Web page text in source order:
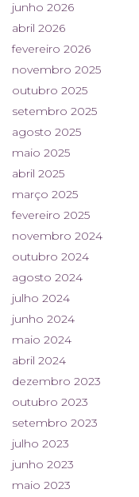
junho 2026
abril 2026
fevereiro 2026
novembro 2025
outubro 2025
setembro 2025
agosto 2025
maio 2025
abril 2025
março 2025
fevereiro 2025
novembro 2024
outubro 2024
agosto 2024
julho 2024
junho 2024
maio 2024
abril 2024
dezembro 2023
outubro 2023
setembro 2023
julho 2023
junho 2023
maio 2023